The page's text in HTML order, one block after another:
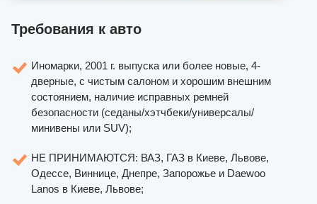
Требования к авто
Иномарки, 2001 г. выпуска или более новые, 4-
дверные, с чистым салоном и хорошим внешним
состоянием, наличие исправных ремней
безопасности (седаны/хэтчбеки/универсалы/
минивены или SUV);
НЕ ПРИНИМАЮТСЯ: ВАЗ, ГАЗ в Киеве, Львове,
Одессе, Виннице, Днепре, Запорожье и Daewoo
Lanos в Киеве, Львове;